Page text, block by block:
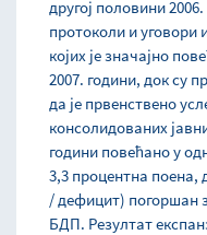
другој половини
протоколи и уговори
којих је значајно
2007. години, док су
да је првенствено
консолидованих
години повећано у
3,3 процентна поена,
/ дефицит) погоршан
БДП. Резултат